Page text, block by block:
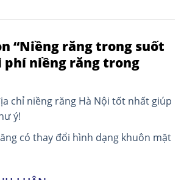
“Niềng răng trong suốt
phí niềng răng trong
chỉ niềng răng Hà Nội tốt nhất giúp
ý!
có thay đổi hình dạng khuôn mặt